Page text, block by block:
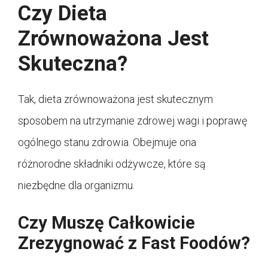
Czy Dieta
Zrównoważona Jest
Skuteczna?
Tak, dieta zrównoważona jest skutecznym
sposobem na utrzymanie zdrowej wagi i poprawę
ogólnego stanu zdrowia. Obejmuje ona
różnorodne składniki odżywcze, które są
niezbędne dla organizmu.
Czy Muszę Całkowicie
Zrezygnować z Fast Foodów?